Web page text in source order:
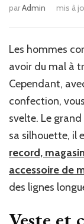
parAdmin mis à
Les hommes
avoir du mal à
Cependant,
confection,
svelte. Le
sa silhouette, il
record,
accessoire de
des lignes